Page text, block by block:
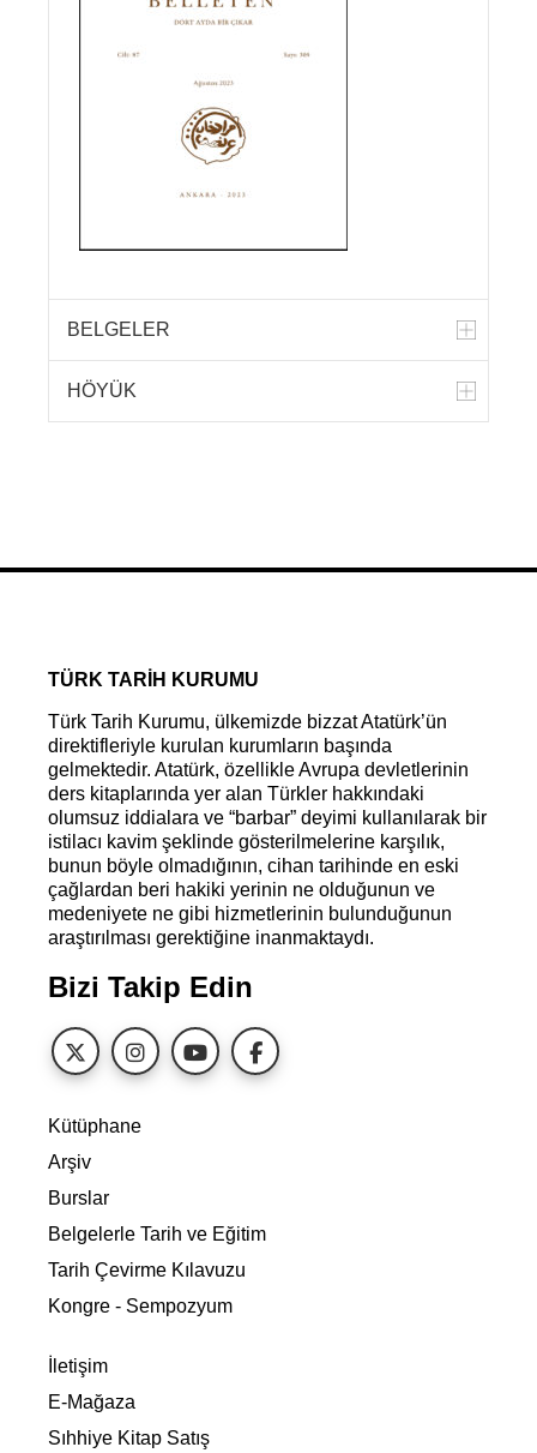
BELGELER
HÖYÜK
TÜRK TARİH KURUMU
Türk Tarih Kurumu, ülkemizde bizzat Atatürk’ün
direktifleriyle kurulan kurumların başında
gelmektedir. Atatürk, özellikle Avrupa devletlerinin
ders kitaplarında yer alan Türkler hakkındaki
olumsuz iddialara ve “barbar” deyimi kullanılarak bir
istilacı kavim şeklinde gösterilmelerine karşılık,
bunun böyle olmadığının, cihan tarihinde en eski
çağlardan beri hakiki yerinin ne olduğunun ve
medeniyete ne gibi hizmetlerinin bulunduğunun
araştırılması gerektiğine inanmaktaydı.
Bizi Takip Edin
Kütüphane
Arşiv
Burslar
Belgelerle Tarih ve Eğitim
Tarih Çevirme Kılavuzu
Kongre - Sempozyum
İletişim
E-Mağaza
Sıhhiye Kitap Satış